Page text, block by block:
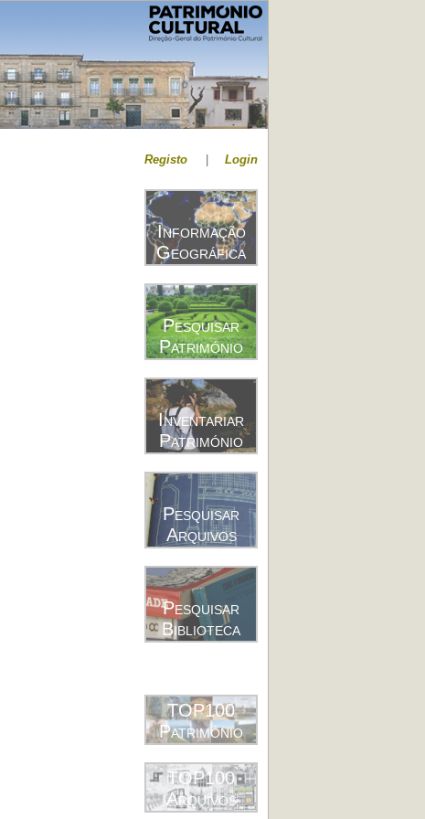
Registo Login
Informação
Geográfica
Pesquisar
Património
Inventariar
Património
Pesquisar
Arquivos
Pesquisar
Biblioteca
TOP100
Património
TOP100
Arquivos